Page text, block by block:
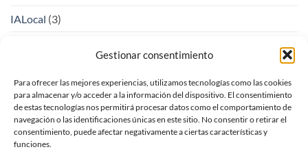
Gestionar consentimiento
Para ofrecer las mejores experiencias, utilizamos tecnologías como las cookies
para almacenar y/o acceder a la información del dispositivo. El consentimiento
de estas tecnologías nos permitirá procesar datos como el comportamiento de
navegación o las identificaciones únicas en este sitio. No consentir o retirar el
consentimiento, puede afectar negativamente a ciertas características y
funciones.
IALocal (3)
Innovación Empresarial con SAP(1)
InnovacionEmpresarial(1)
Insertar registros en base de datos